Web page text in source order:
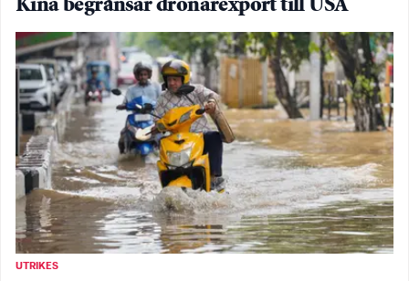
Kina begränsar drönarexport till USA
UTRIKES